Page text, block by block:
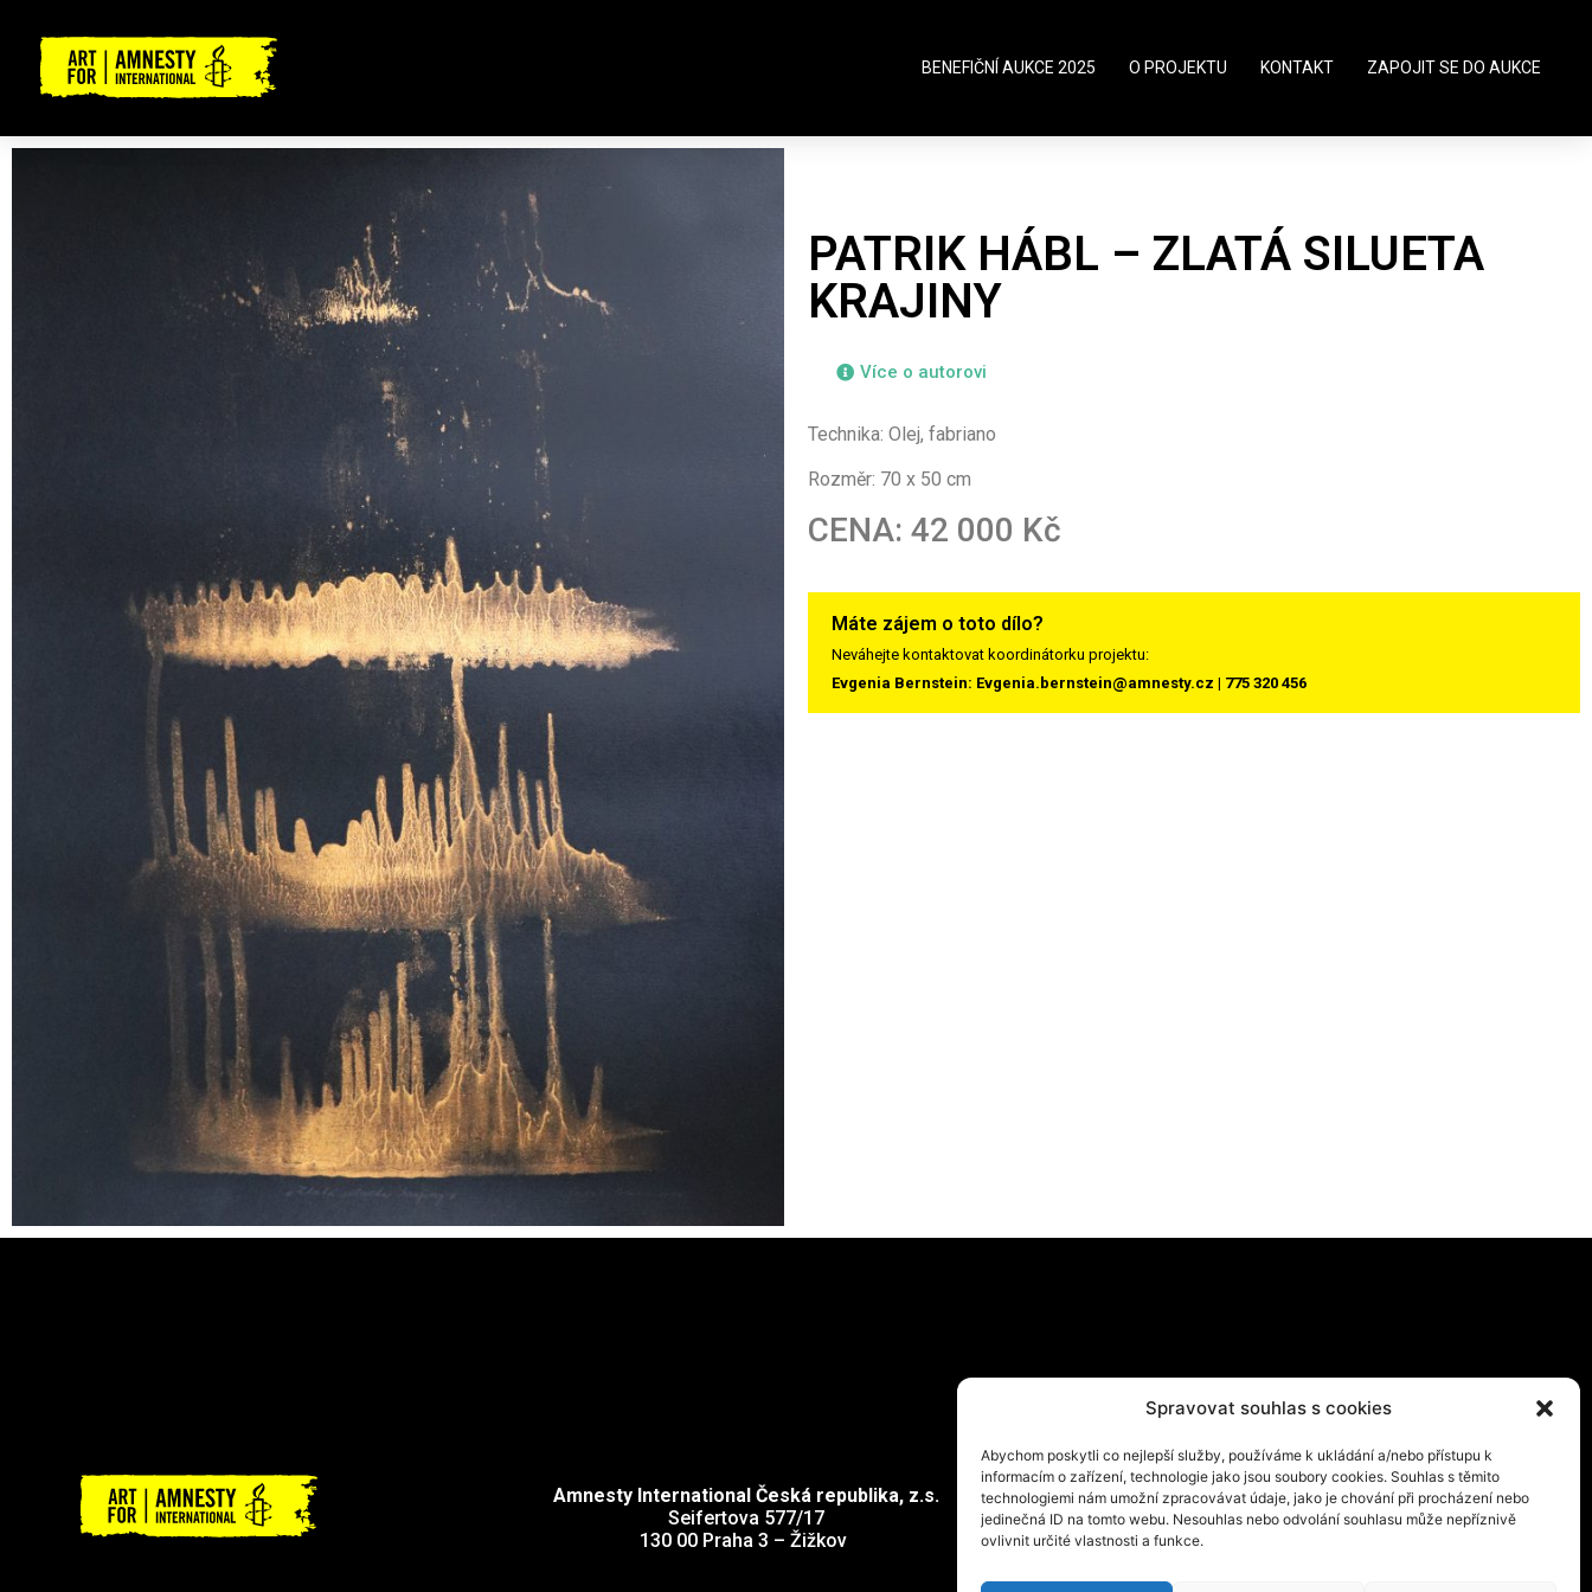
Spravovat souhlas s cookies
Abychom poskytli co nejlepší služby, používáme k ukládání a/nebo přístupu k
informacím o zařízení, technologie jako jsou soubory cookies. Souhlas s těmito
technologiemi nám umožní zpracovávat údaje, jako je chování při procházení nebo
jedinečná ID na tomto webu. Nesouhlas nebo odvolání souhlasu může nepříznivě
ovlivnit určité vlastnosti a funkce.
BENEFIČNÍ AUKCE 2025 O PROJEKTU KONTAKT ZAPOJIT SE DO AUKCE
PATRIK HÁBL – ZLATÁ SILUETA
KRAJINY
Více o autorovi
Technika: Olej, fabriano
Rozměr: 70 x 50 cm
CENA: 42 000 Kč
Máte zájem o toto dílo?
Neváhejte kontaktovat koordinátorku projektu:
Evgenia Bernstein: Evgenia.bernstein@amnesty.cz | 775 320 456
Amnesty International Česká republika, z.s.
Seifertova 577/17
130 00 Praha 3 – Žižkov